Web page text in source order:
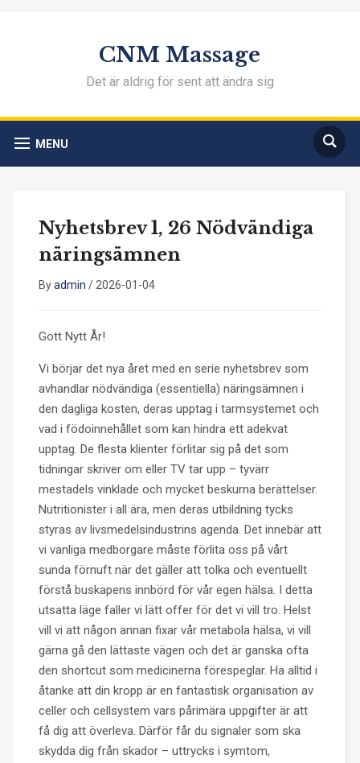
CNM Massage
Det är aldrig för sent att ändra sig
MENU
Nyhetsbrev 1, 26 Nödvändiga
näringsämnen
Byadmin / 2026-01-04
Gott Nytt År!
Vi börjar det nya året med en serie nyhetsbrev som
avhandlar nödvändiga (essentiella) näringsämnen i
den dagliga kosten, deras upptag i tarmsystemet och
vad i födoinnehållet som kan hindra ett adekvat
upptag. De flesta klienter förlitar sig på det som
tidningar skriver om eller TV tar upp – tyvärr
mestadels vinklade och mycket beskurna berättelser.
Nutritionister i all ära, men deras utbildning tycks
styras av livsmedelsindustrins agenda. Det innebär att
vi vanliga medborgare måste förlita oss på vårt
sunda förnuft när det gäller att tolka och eventuellt
förstå buskapens innbörd för vår egen hälsa. I detta
utsatta läge faller vi lätt offer för det vi vill tro. Helst
vill vi att någon annan fixar vår metabola hälsa, vi vill
gärna gå den lättaste vägen och det är ganska ofta
den shortcut som medicinerna förespeglar. Ha alltid i
åtanke att din kropp är en fantastisk organisation av
celler och cellsystem vars pårimära uppgifter är att
få dig att överleva. Därför får du signaler som ska
skydda dig från skador – uttrycks i symtom,